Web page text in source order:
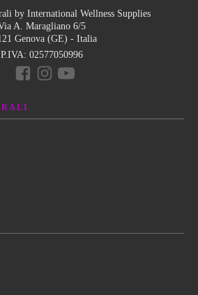
by International Wellness Supplies
A. Maragliano 6/5
Genova (GE) - Italia
P.IVA: 02577050996